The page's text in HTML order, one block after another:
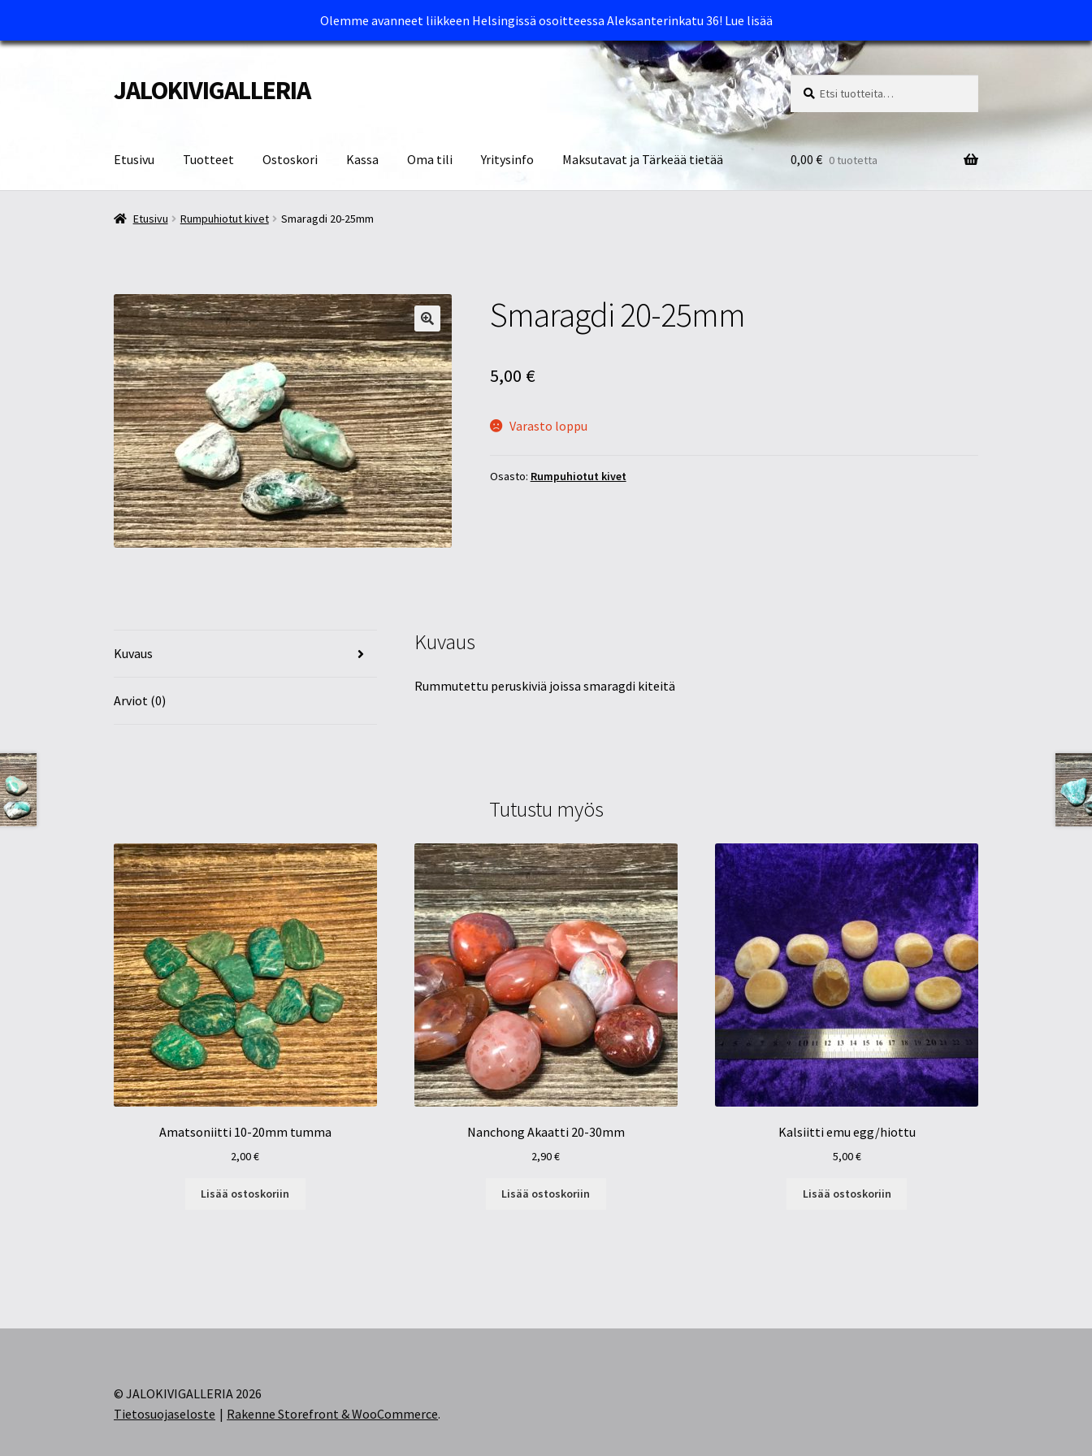
Olemme avanneet liikkeen Helsingissä osoitteessa Aleksanterinkatu 36! Lue lisää
Siirry
navigointiin
Siirry
sisältöön
JALOKIVIGALLERIA Etsi:
Haku
Etusivu Tuotteet Ostoskori Kassa Oma tili Yritysinfo Maksutavat ja Tärkeää tietää
Etusivu Kassa Maksutavat ja Tärkeää tietää Myymälät
0,00 € 0 tuotetta
Etusivu Rumpuhiotut kivet Smaragdi 20-25mm
Smaragdi 20-25mm
5,00 €
Varasto loppu
Osasto: Rumpuhiotut kivet
Kuvaus
Arviot (0)
Kuvaus
Rummutettu peruskiviä joissa smaragdi kiteitä
Tutustu myös
Amatsoniitti 10-20mm tumma
2,00€
Lisää ostoskoriin
Nanchong Akaatti 20-30mm
2,90€
Lisää ostoskoriin
Kalsiitti emu egg/hiottu
5,00€
Lisää ostoskoriin
© JALOKIVIGALLERIA 2026
Tietosuojaseloste
Rakenne Storefront & WooCommerce.